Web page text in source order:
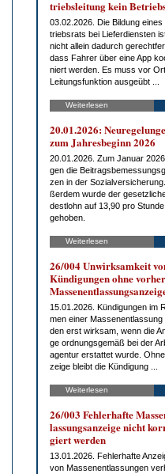
triebs­lei­tung kein
03.02.2026. Die Bil­dung
triebs­rats bei Lie­fer­diens­ten
nicht al­lein da­durch
dass Fah­rer über ei­ne App
niert wer­den. Es muss vor
Lei­tungs­funk­ti­on aus­ge­übt ...
Weiterlesen
20.01.2026:
zum Jah­res­be­ginn 2026
20.01.2026. Zum Ja­nu­ar
gen die
zen in der
ßer­dem wur­de der
dest­lohn auf 13,90 pro
ge­ho­ben.
Weiterlesen
26/004 Un­wirk­sam­keit
Kün­di­gun­gen oh­ne
15.01.2026. Kün­di­gun­gen im
men ei­ner
den erst wirk­sam, wenn die
ge ord­nungs­ge­mäß bei der
agen­tur er­stat­tet wur­de.
zei­ge bleibt die Kün­di­gung ...
Weiterlesen
26/003 Feh­ler­haf­te
las­sungs­an­zei­ge nicht
giert wer­den
13.01.2026. Feh­ler­haf­te
von Mas­sen­ent­las­sun­gen